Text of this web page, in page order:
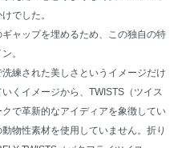
でした。
ャップを埋めるため、この独自の特
。
練された美しさというイメージだけ
くイメージから、TWISTS（ツイス
で革新的なアイディアを象徴してい
物性素材を使用していません。折り